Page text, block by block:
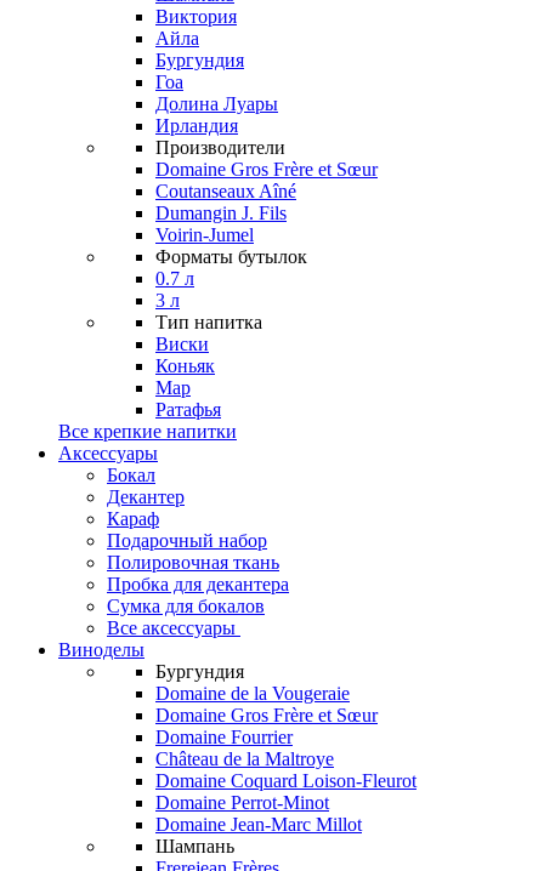
Виктория
Айла
Бургундия
Гоа
Долина Луары
Ирландия
Производители
Domaine Gros Frère et Sœur
Coutanseaux Aîné
Dumangin J. Fils
Voirin-Jumel
Форматы бутылок
0.7 л
3 л
Тип напитка
Виски
Коньяк
Мар
Ратафья
Все крепкие напитки
Аксессуары
Бокал
Декантер
Караф
Подарочный набор
Полировочная ткань
Пробка для декантера
Сумка для бокалов
Все аксессуары
Виноделы
Бургундия
Domaine de la Vougeraie
Domaine Gros Frère et Sœur
Domaine Fourrier
Château de la Maltroye
Domaine Coquard Loison-Fleurot
Domaine Perrot-Minot
Domaine Jean-Marc Millot
Шампань